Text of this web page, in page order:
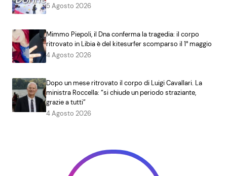
5 Agosto 2026
Mimmo Piepoli, il Dna conferma la tragedia: il corpo
ritrovato in Libia è del kitesurfer scomparso il 1° maggio
4 Agosto 2026
Dopo un mese ritrovato il corpo di Luigi Cavallari. La
ministra Roccella: “si chiude un periodo straziante,
grazie a tutti”
4 Agosto 2026